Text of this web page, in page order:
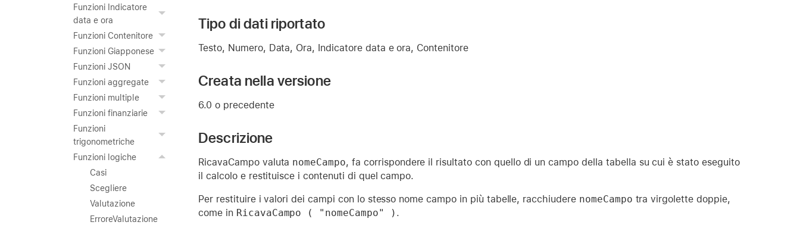
Funzioni Indicatore
data e ora
Funzioni Contenitore
Funzioni Giapponese
Funzioni JSON
Funzioni aggregate
Funzioni multiple
Funzioni finanziarie
Funzioni
trigonometriche
Funzioni logiche
Casi
Scegliere
Valutazione
ErroreValutazione
Tipo di dati riportato
Testo, Numero, Data, Ora, Indicatore data e ora, Contenitore
Creata nella versione
6.0 o precedente
Descrizione
RicavaCampo valuta nomeCampo, fa corrispondere il risultato con quello di un campo della tabella su cui è stato eseguito
il calcolo e restituisce i contenuti di quel campo.
Per restituire i valori dei campi con lo stesso nome campo in più tabelle, racchiudere nomeCampo tra virgolette doppie,
come in RicavaCampo ( "nomeCampo" ) .